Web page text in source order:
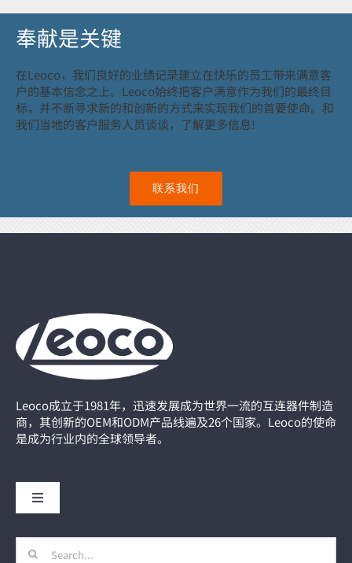
奉献是关键
在Leoco，我们良好的业绩记录建立在快乐的员工带来满意客
户的基本信念之上。 Leoco始终把客户满意作为我们的最终目
标，并不断寻求新的和创新的方式来实现我们的首要使命。 和
我们当地的客户服务人员谈谈，了解更多信息!
联系我们
Leoco成立于1981年，迅速发展成为世界一流的互连器件制造
商，其创新的OEM和ODM产品线遍及26个国家。Leoco的使命
是成为行业内的全球领导者。
Toggle
主页